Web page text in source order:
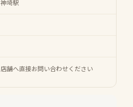
神埼駅
店舗へ直接お問い合わせください